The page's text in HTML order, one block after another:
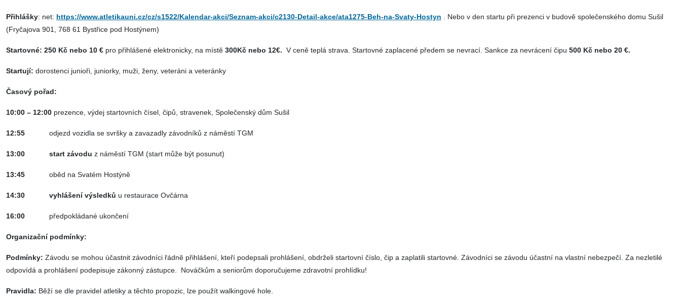
Přihlášky: net: https://www.atletikauni.cz/cz/s1522/Kalendar-akci/Seznam-akci/c2130-Detail-akce/ata1275-Beh-na-Svaty-Hostyn . Nebo v den startu při prezenci v budově společenského domu Sušil
(Fryčajova 901, 768 61 Bystřice pod Hostýnem)
Startovné: 250 Kč nebo 10 € pro přihlášené elektronicky, na místě 300Kč nebo 12€. V ceně teplá strava. Startovné zaplacené předem se nevrací. Sankce za nevrácení čipu 500 Kč nebo 20 €.
Startují: dorostenci junioři, juniorky, muži, ženy, veteráni a veteránky
Časový pořad:
10:00 – 12:00 prezence, výdej startovních čísel, čipů, stravenek, Společenský dům Sušil
12:55 odjezd vozidla se svršky a zavazadly závodníků z náměstí TGM
13:00 start závodu z náměstí TGM (start může být posunut)
13:45 oběd na Svatém Hostýně
14:30 vyhlášení výsledků u restaurace Ovčárna
16:00 předpokládané ukončení
Organizační podmínky:
Podmínky: Závodu se mohou účastnit závodníci řádně přihlášení, kteří podepsali prohlášení, obdrželi startovní číslo, čip a zaplatili startovné. Závodníci se závodu účastní na vlastní nebezpečí. Za nezletilé
odpovídá a prohlášení podepisuje zákonný zástupce.
Nováčkům a seniorům doporučujeme zdravotní prohlídku!
Pravidla: Běží se dle pravidel atletiky a těchto propozic, lze použít walkingové hole.